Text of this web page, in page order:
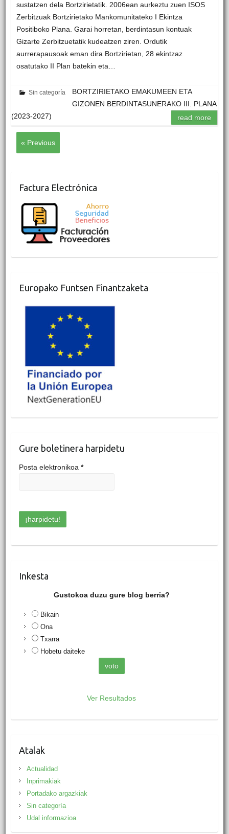
sustatzen dela Bortzirietatik. 2006ean aurkeztu zuen ISOS
Zerbitzuak Bortzirietako Mankomunitateko I Ekintza
Positiboko Plana. Garai horretan, berdintasun kontuak
Gizarte Zerbitzuetatik kudeatzen ziren. Ordutik
aurrerapausoak eman dira Bortzirietan, 28 ekintzaz
osatutako II Plan batekin eta…
Sin categoría
BORTZIRIETAKO EMAKUMEEN ETA
GIZONEN BERDINTASUNERAKO III. PLANA
(2023-2027)
read more
« Previous
Factura Electrónica
Europako Funtsen Finantzaketa
Gure boletinera harpidetu
Posta elektronikoa *
Inkesta
Gustokoa duzu gure blog berria?
Bikain
Ona
Txarra
Hobetu daiteke
Ver Resultados
Atalak
Actualidad
Inprimakiak
Portadako argazkiak
Sin categoría
Udal informazioa